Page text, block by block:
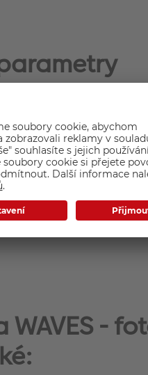
Pasparta: Ano
Značka: Hama
Materiál rámu: Dřevo
-